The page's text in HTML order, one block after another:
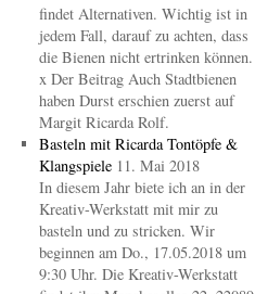
findet Alternativen. Wichtig ist in
jedem Fall, darauf zu achten, dass
die Bienen nicht ertrinken können.
x Der Beitrag Auch Stadtbienen
haben Durst erschien zuerst auf
Margit Ricarda Rolf.
Basteln mit Ricarda Tontöpfe &
Klangspiele 11. Mai 2018
In diesem Jahr biete ich an in der
Kreativ-Werkstatt mit mir zu
basteln und zu stricken. Wir
beginnen am Do., 17.05.2018 um
9:30 Uhr. Die Kreativ-Werkstatt